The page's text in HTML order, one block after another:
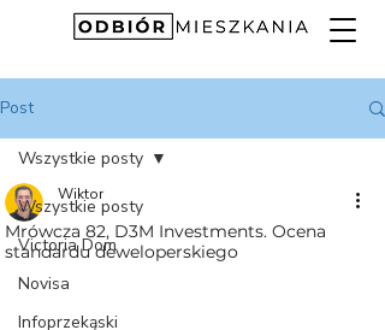
Post
Wszystkie posty
Victoria Dom
Novisa
Infoprzekąski
Wszystkie posty
Mrówcza 82, D3M Investments. Ocena
standardu deweloperskiego
Wiktor